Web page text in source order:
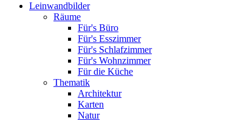
Leinwandbilder
Räume
Für's Büro
Für's Esszimmer
Für's Schlafzimmer
Für's Wohnzimmer
Für die Küche
Thematik
Architektur
Karten
Natur